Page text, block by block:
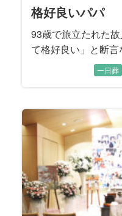
格好良いパパ
93歳で旅立たれた
て格好良い」と断
部やってくれたか
て……」と肩を落と
進みました。 読書
無口でダンディな
とがご葬儀のテー
一日葬